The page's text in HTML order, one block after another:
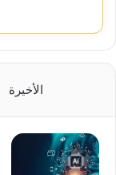
الأخيرة